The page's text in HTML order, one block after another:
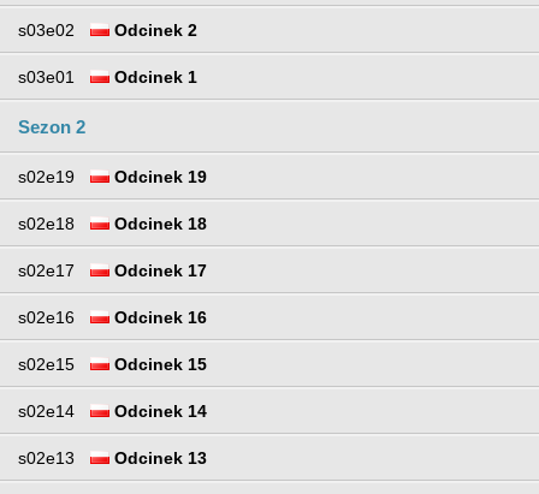
s03e02 Odcinek 2
s03e01 Odcinek 1
Sezon 2
s02e19 Odcinek 19
s02e18 Odcinek 18
s02e17 Odcinek 17
s02e16 Odcinek 16
s02e15 Odcinek 15
s02e14 Odcinek 14
s02e13 Odcinek 13